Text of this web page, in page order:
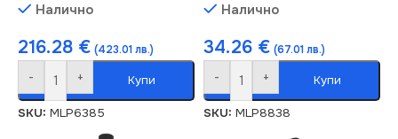
Налично
216.28 € (423.01 лв.)
- + Купи
SKU: MLP6385
Налично
34.26 € (67.01 лв.)
- + Купи
SKU: MLP8838